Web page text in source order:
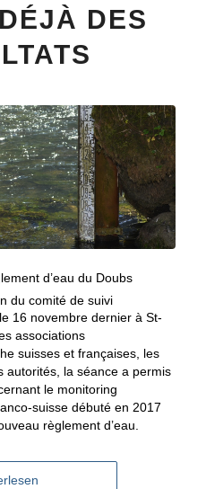
DES
d’eau du Doubs
du comité de suivi
16 novembre dernier à St-
associations
suisses et françaises, les
autorités, la séance a permis
le monitoring
suisse débuté en 2017
règlement d’eau.